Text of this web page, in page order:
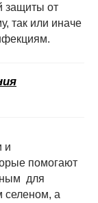
защиты от
так или иначе
и
помогают
для
селеном, а